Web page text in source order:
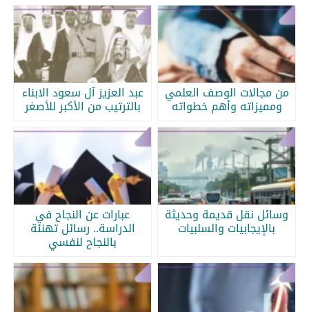
من مجالات الوصف العلمي
ومميزاته وأهم خطواته
عبد العزيز آل سعود الابناء
بالترتيب من الأكبر للأصغر
وسائل نقل قديمة وحديثة
بالإيجابيات والسلبيات
عبارات عن النجاح في
الدراسة.. رسائل تهنئة
بالنجاح لنفسي